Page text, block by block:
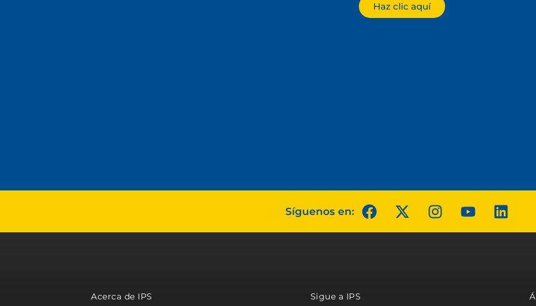
Haz clic aquí
Síguenos en:
Acerca de IPS Sigue a IPS